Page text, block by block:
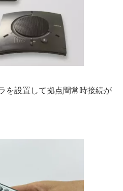
を設置して拠点間常時接続が